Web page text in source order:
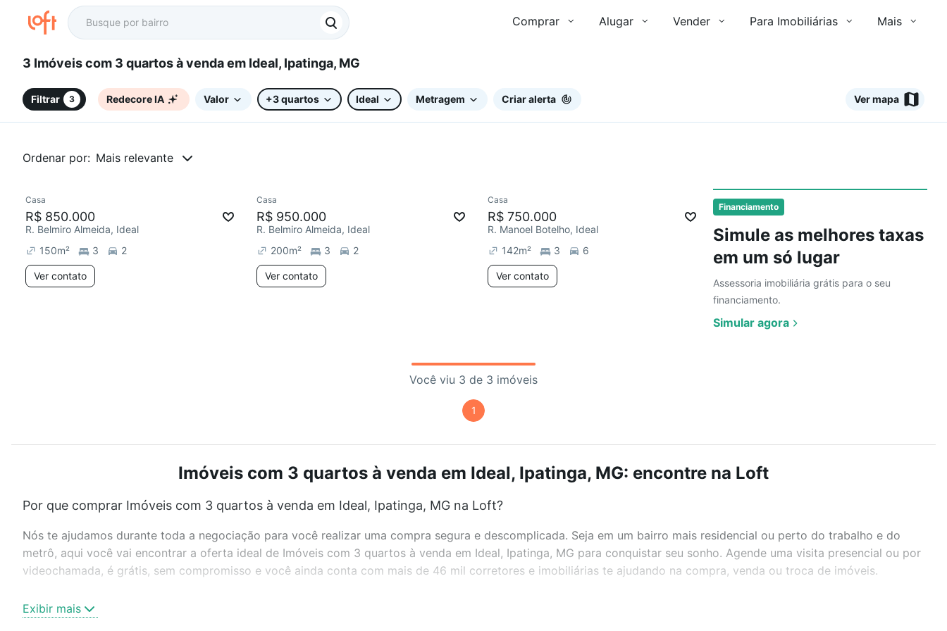
Comprar Alugar Vender Para Imobiliárias Mais
3 Imóveis com 3 quartos à venda em Ideal, Ipatinga, MG
Filtrar 3 Redecore IA Valor +3 quartos Ideal Metragem Criar alerta Ver mapa
Ordenar por: Mais relevante
Financiamento
Simule as melhores taxas
em um só lugar
Assessoria imobiliária grátis para o seu
financiamento.
Simular agora
Ver
Casa
R$ 850.000
R. Belmiro Almeida, Ideal
150m² 3 2
Ver contato
Casa
R$ 950.000
R. Belmiro Almeida, Ideal
200m² 3 2
Ver contato
Chegou este mês
Casa
R$ 750.000
R. Manoel Botelho, Ideal
142m² 3 6
Ver contato
Você viu 3 de 3 imóveis
1
Imóveis com 3 quartos à venda em Ideal, Ipatinga, MG: encontre na Loft
Por que comprar Imóveis com 3 quartos à venda em Ideal, Ipatinga, MG na Loft?
Nós te ajudamos durante toda a negociação para você realizar uma compra segura e descomplicada. Seja em um bairro mais residencial ou perto do trabalho e do
metrô, aqui você vai encontrar a oferta ideal de Imóveis com 3 quartos à venda em Ideal, Ipatinga, MG para conquistar seu sonho. Agende uma visita presencial ou por
videochamada, é grátis, sem compromisso e você ainda conta com mais de 46 mil corretores e imobiliárias te ajudando na compra, venda ou troca de imóveis.
Exibir mais